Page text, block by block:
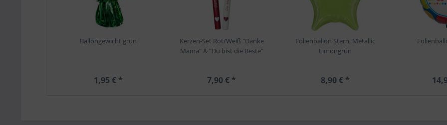
Ballongewicht grün
1,95 € *
Kerzen-Set Rot/Weiß "Danke
Mama" & "Du bist die Beste"
7,90 € *
Folienballon Stern, Metallic
Limongrün
8,90 € *